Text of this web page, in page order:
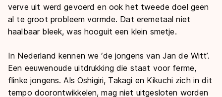
verve uit werd gevoerd en ook het tweede doel geen
al te groot probleem vormde. Dat eremetaal niet
haalbaar bleek, was hooguit een klein smetje.
In Nederland kennen we ‘de jongens van Jan de Witt’.
Een eeuwenoude uitdrukking die staat voor ferme,
flinke jongens. Als Oshigiri, Takagi en Kikuchi zich in dit
tempo doorontwikkelen, mag niet uitgesloten worden